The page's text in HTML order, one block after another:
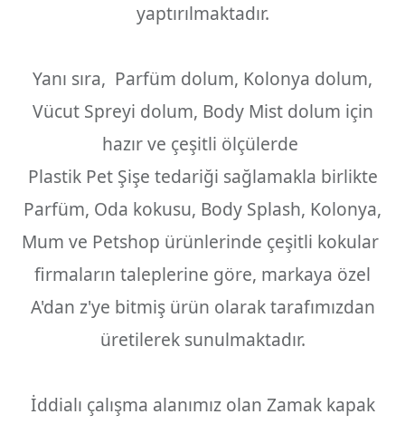
yaptırılmaktadır.
Yanı sıra, Parfüm dolum, Kolonya dolum,
Vücut Spreyi dolum, Body Mist dolum için
hazır ve çeşitli ölçülerde
Plastik Pet Şişe tedariği sağlamakla birlikte
Parfüm, Oda kokusu, Body Splash, Kolonya,
Mum ve Petshop ürünlerinde çeşitli kokular
firmaların taleplerine göre, markaya özel
A'dan z'ye bitmiş ürün olarak tarafımızdan
üretilerek sunulmaktadır.
İddialı çalışma alanımız olan Zamak kapak